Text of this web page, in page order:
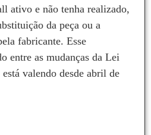
ativo e não tenha realizado,
da peça ou a
fabricante. Esse
entre as mudanças da Lei
valendo desde abril de